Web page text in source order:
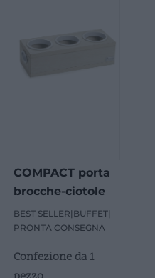
COMPACT porta
brocche-ciotole
refrigerato
BEST SELLER| BUFFET|
PRONTA CONSEGNA
Confezione da 1